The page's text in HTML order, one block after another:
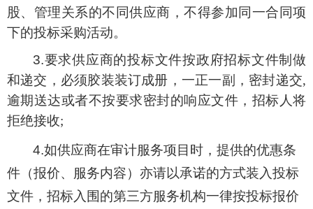
股、管理关系的不同供应商，不得参加同一合同项
下的投标采购活动。
3.要求供应商的投标文件按政府招标文件制做
和递交，必须胶装装订成册，一正一副，密封递交,
逾期送达或者不按要求密封的响应文件，招标人将
拒绝接收;
4.如供应商在审计服务项目时，提供的优惠条
件（报价、服务内容）亦请以承诺的方式装入投标
文件，招标入围的第三方服务机构一律按投标报价